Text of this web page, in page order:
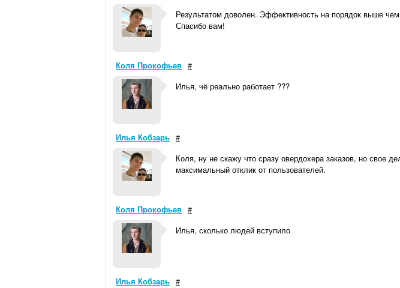
Результатом доволен. Эффективность на порядок выше
Спасибо вам!
Коля Прокофьев #
Илья, чё реально работает ???
Илья Кобзарь #
Коля, ну не скажу что сразу овердохера заказов, но свое
максимальный отклик от пользователей.
Коля Прокофьев #
Илья, сколько людей вступило
Илья Кобзарь #